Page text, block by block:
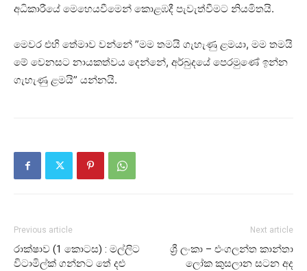
අධිකාරීයේ මෙහෙයවීමෙන් කොළඹදී පැවැත්වීමට නියමිතයි.
මෙවර එහි තේමාව වන්නේ ”මම තමයි ගැහැණු ළමයා, මම තමයි
මේ වෙනසට නායකත්වය දෙන්නේ, අර්බුදයේ පෙරමුණේ ඉන්න
ගැහැණු ළමයි” යන්නයි. ‍
Previous article
රාක්ෂාව (1 කොටස) : මල්ලිට
විටාමිල්ක් ගන්නට තේ දළු
Next article
ශ්‍රී ලංකා – එංගලන්ත කාන්තා
ලෝක කුසලාන සටන අද